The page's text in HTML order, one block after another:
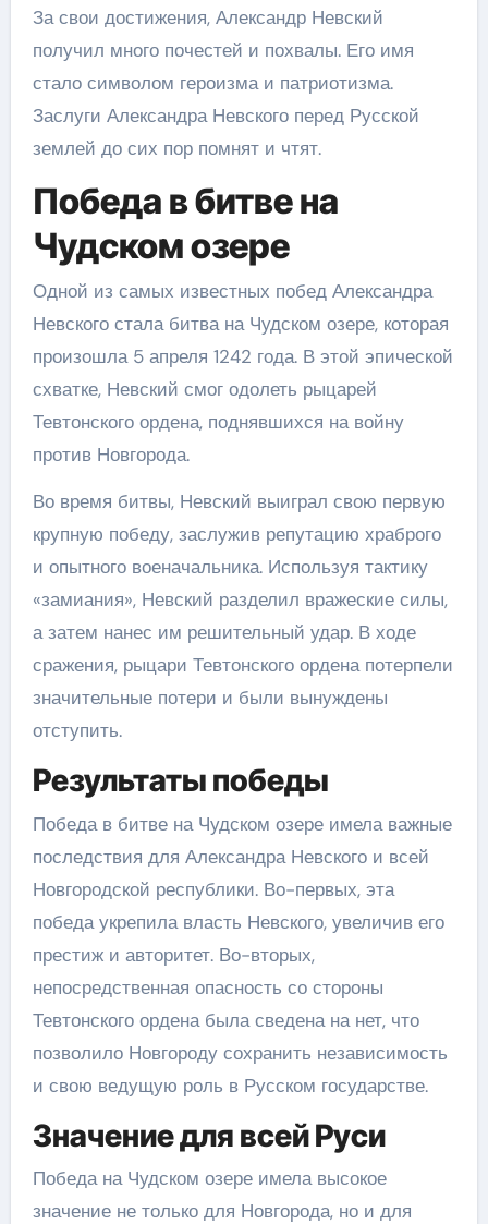
За свои достижения, Александр Невский
получил много почестей и похвалы. Его имя
стало символом героизма и патриотизма.
Заслуги Александра Невского перед Русской
землей до сих пор помнят и чтят.
Победа в битве на
Чудском озере
Одной из самых известных побед Александра
Невского стала битва на Чудском озере, которая
произошла 5 апреля 1242 года. В этой эпической
схватке, Невский смог одолеть рыцарей
Тевтонского ордена, поднявшихся на войну
против Новгорода.
Во время битвы, Невский выиграл свою первую
крупную победу, заслужив репутацию храброго
и опытного военачальника. Используя тактику
«замиания», Невский разделил вражеские силы,
а затем нанес им решительный удар. В ходе
сражения, рыцари Тевтонского ордена потерпели
значительные потери и были вынуждены
отступить.
Результаты победы
Победа в битве на Чудском озере имела важные
последствия для Александра Невского и всей
Новгородской республики. Во-первых, эта
победа укрепила власть Невского, увеличив его
престиж и авторитет. Во-вторых,
непосредственная опасность со стороны
Тевтонского ордена была сведена на нет, что
позволило Новгороду сохранить независимость
и свою ведущую роль в Русском государстве.
Значение для всей Руси
Победа на Чудском озере имела высокое
значение не только для Новгорода, но и для